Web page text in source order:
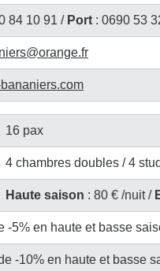
84 10 91 / Port : 0690 53
@orange.fr
16 pax
4 chambres doubles / 4
Haute saison : 80 € /nuit /
-5% en haute et basse
-10% en haute et basse